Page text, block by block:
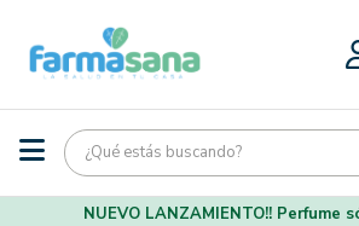
NUEVO LANZAMIENTO!! Perfume